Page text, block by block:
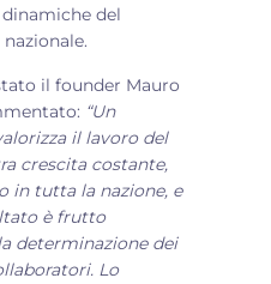
del
il founder Mauro
“Un
il lavoro del
crescita costante,
in tutta la nazione, e
è frutto
determinazione dei
Lo